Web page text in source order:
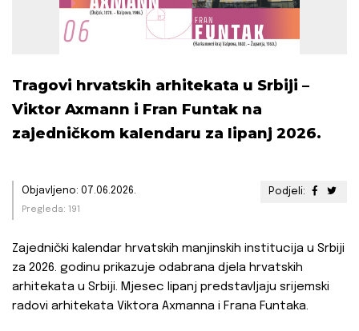
Tragovi hrvatskih arhitekata u Srbiji –
Viktor Axmann i Fran Funtak na
zajedničkom kalendaru za lipanj 2026.
Podjeli:
Objavljeno: 07.06.2026.
Pregleda: 191
Zajednički kalendar hrvatskih manjinskih institucija u Srbiji
za 2026. godinu prikazuje odabrana djela hrvatskih
arhitekata u Srbiji. Mjesec lipanj predstavljaju srijemski
radovi arhitekata Viktora Axmanna i Frana Funtaka.